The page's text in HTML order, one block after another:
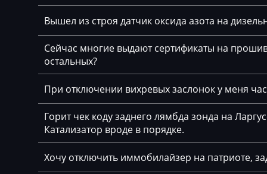
Belgee
Bell
Bentley
BMW
BobCat
Bomag
Brilliance
Bosch ME9.2
Bosch ME9.2.1
Bosch ME9.2.2
Bosch MEV17.4.6
Bosch MEV9.2
Bosch MEV9.2.2
Bosch MEV9.4.6
Bosch
Вышел из строя датчик оксида азота на
Сейчас многие выдают сертификаты на
остальных?
При отключении вихревых заслонок у меня
Горит чек коду заднего лямбда зонда на
Катализатор вроде в порядке.
Хочу отключить иммобилайзер на патриоте,